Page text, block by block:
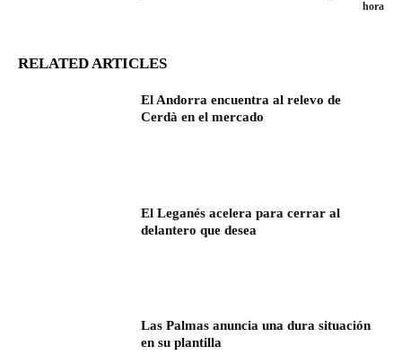
hora
RELATED ARTICLES
El Andorra encuentra al relevo de
Cerdà en el mercado
El Leganés acelera para cerrar al
delantero que desea
Las Palmas anuncia una dura situación
en su plantilla